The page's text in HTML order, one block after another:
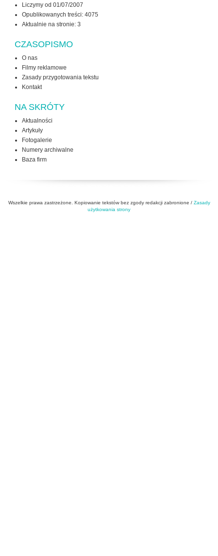
Liczymy od 01/07/2007
Opublikowanych treści: 4075
Aktualnie na stronie: 3
CZASOPISMO
O nas
Filmy reklamowe
Zasady przygotowania tekstu
Kontakt
NA SKRÓTY
Aktualności
Artykuły
Fotogalerie
Numery archiwalne
Baza firm
Wszelkie prawa zastrzeżone. Kopiowanie tekstów bez zgody redakcji zabronione / Zasady
użytkowania strony